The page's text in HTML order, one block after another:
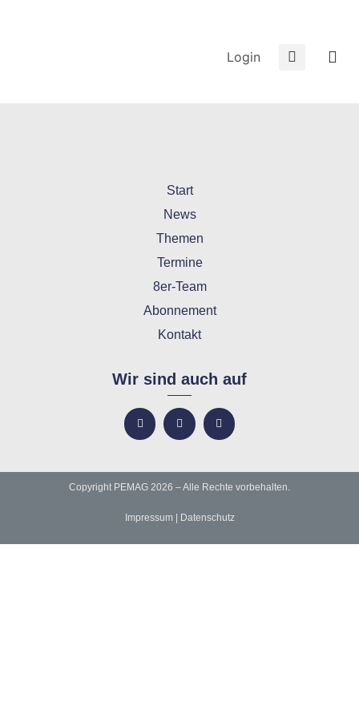
Login
Start
News
Themen
Termine
8er-Team
Abonnement
Kontakt
Wir sind auch auf
Copyright PEMAG 2026 – Alle Rechte vorbehalten.
Impressum| Datenschutz